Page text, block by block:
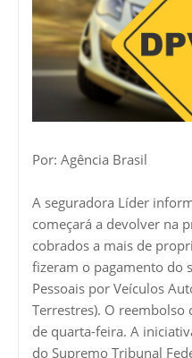
Por: Agência Brasil
A seguradora Líder
começará a devolver na
cobrados a mais de
fizeram o pagamento do
Pessoais por Veículos
Terrestres). O
de quarta-feira. A
do Supremo Tribunal